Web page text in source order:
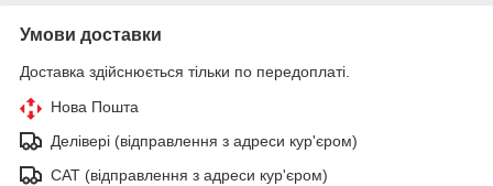
Умови доставки
Доставка здійснюється тільки по передоплаті.
Нова Пошта
Делівері (відправлення з адреси кур'єром)
САТ (відправлення з адреси кур'єром)